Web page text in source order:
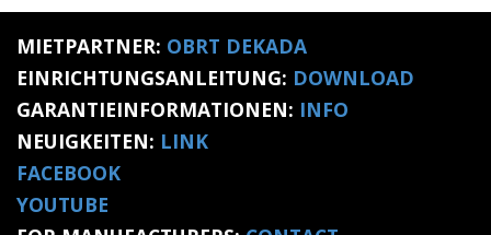
MIETPARTNER: OBRT DEKADA
EINRICHTUNGSANLEITUNG: DOWNLOAD
GARANTIEINFORMATIONEN: INFO
NEUIGKEITEN: LINK
FACEBOOK
YOUTUBE